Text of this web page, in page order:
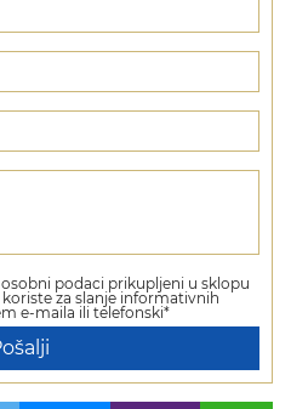
podaci prikupljeni u sklopu
za slanje informativnih
e-maila ili telefonski*